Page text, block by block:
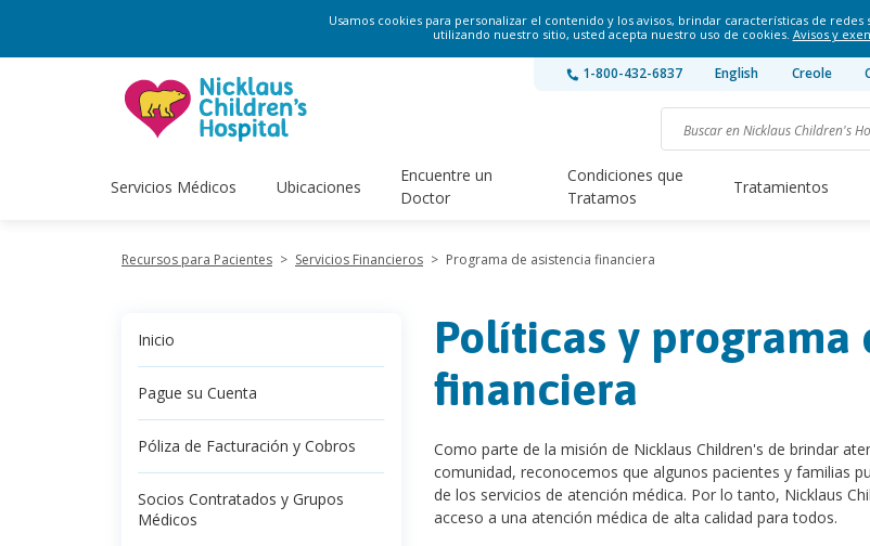
Usamos cookies para personalizar el contenido y los avisos, brindar características de
utilizando nuestro sitio, usted acepta nuestro uso de cookies. Avisos y
1-800-432-6837 English Creole
Servicios Médicos Ubicaciones
Encuentre un
Doctor
Condiciones que
Tratamos
Tratamientos
Recursos para Pacientes > Servicios Financieros > Programa de asistencia financiera
Inicio
Pague su Cuenta
Póliza de Facturación y Cobros
Socios Contratados y Grupos
Médicos
Políticas y programa
financiera
Como parte de la misión de Nicklaus Children's de brindar
comunidad, reconocemos que algunos pacientes y familias
de los servicios de atención médica. Por lo tanto, Nicklaus
acceso a una atención médica de alta calidad para todos.